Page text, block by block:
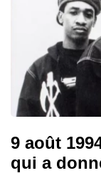
9 août
qui a